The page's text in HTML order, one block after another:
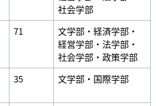
社会学部
71
文学部・経済学部・
経営学部・法学部・
社会学部・政策学部
35 文学部・国際学部